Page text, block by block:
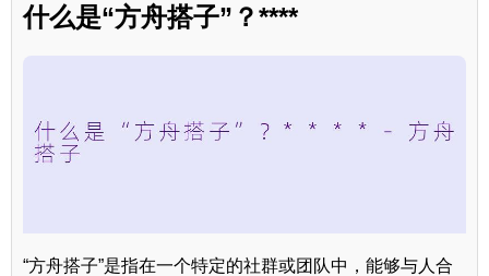
什么是“方舟搭子”？****
“方舟搭子”是指在一个特定的社群或团队中，能够与人合